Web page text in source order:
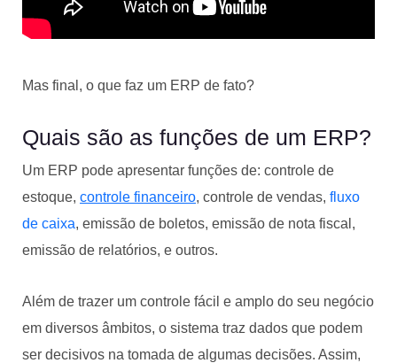
Mas final, o que faz um ERP de fato?
Quais são as funções de um ERP?
Um ERP pode apresentar funções de: controle de
estoque, controle financeiro, controle de vendas, fluxo
de caixa, emissão de boletos, emissão de nota fiscal,
emissão de relatórios, e outros.
Além de trazer um controle fácil e amplo do seu negócio
em diversos âmbitos, o sistema traz dados que podem
ser decisivos na tomada de algumas decisões. Assim,